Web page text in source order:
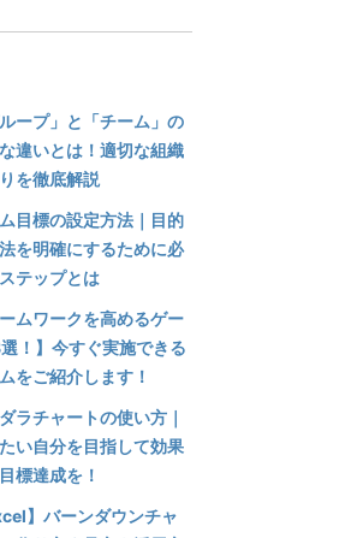
ループ」と「チーム」の
違いとは！適切な組織
を徹底解説
目標の設定方法｜目的
を明確にするために必
テップとは
ームワークを高めるゲー
！】今すぐ実施できる
をご紹介します！
ラチャートの使い方｜
い自分を目指して効果
標達成を！
】バーンダウンチャ